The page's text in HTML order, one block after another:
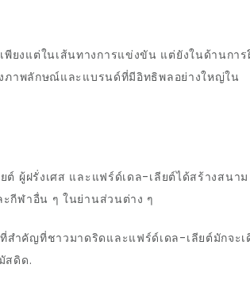
ยงแต่ในเส้นทางการแข่งขัน แต่ยังในด้านการ
งภาพลักษณ์และแบรนด์ที่มีอิทธิพลอย่างใหญ่ใน
ผู้ฝรั่งเศส และแฟร์ด์เดล-เลียต์ได้สร้างสนาม
กีฬาอื่น ๆ ในย่านส่วนต่าง ๆ
ำคัญที่ชาวมาดริดและแฟร์ด์เดล-เลียต์มักจะเ
สดิด.